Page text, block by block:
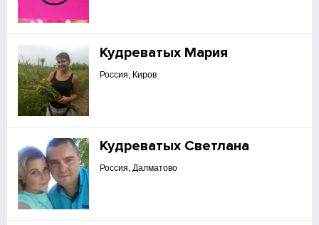
Кудреватых Мария
Россия, Киров
Кудреватых Светлана
Россия, Далматово